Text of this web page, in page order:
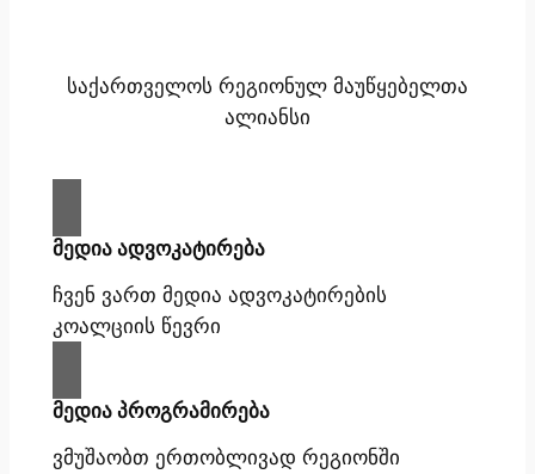
საქართველოს რეგიონულ მაუწყებელთა
ალიანსი
მედია ადვოკატირება
ჩვენ ვართ მედია ადვოკატირების
კოალციის წევრი
მედია პროგრამირება
ვმუშაობთ ერთობლივად რეგიონში